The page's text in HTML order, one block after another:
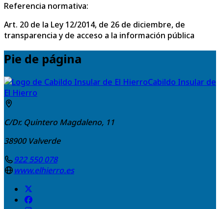
Referencia normativa:
Art. 20 de la Ley 12/2014, de 26 de diciembre, de
transparencia y de acceso a la información pública
Pie de página
Cabildo Insular de
El Hierro
C/Dr. Quintero Magdaleno, 11
38900 Valverde
922 550 078
www.elhierro.es